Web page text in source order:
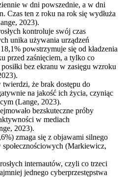
w dni powszednie, a w dni
Czas ten z roku na rok się wydłuża
2023).
kontroluje swój czas
unika używania urządzeń
powstrzymuje się od kładzenia
przed zaśnięciem, a tylko co
bez ekranu w zasięgu wzroku
że brak dostępu do
na jakość ich życia, czyniąc
(Lange, 2023).
bezskuteczne próby
w mediach
2023).
zmaga się z objawami silnego
(Markiewicz,
internautów, czyli co trzeci
jednego cyberprzestępstwa